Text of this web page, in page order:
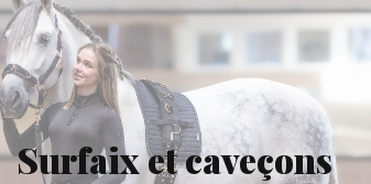
Surfaix et caveçons